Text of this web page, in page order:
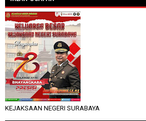
KEJAKSAAN NEGERI SURABAYA